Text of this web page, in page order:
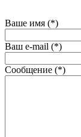
Ваше имя (*)
Ваш e-mail (*)
Сообщение (*)